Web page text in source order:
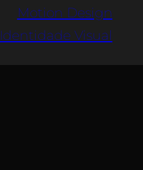
Motion Design
Identidade Visual